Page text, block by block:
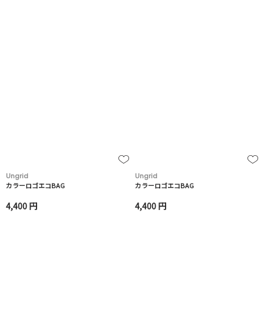
Ungrid
カラーロゴエコBAG
4,400 円
Ungrid
カラーロゴエコBAG
4,400 円